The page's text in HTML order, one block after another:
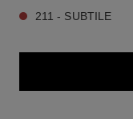
211 - SUBTILE